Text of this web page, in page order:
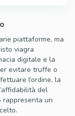
piattaforme, ma
viagra
digitale e la
evitare truffe o
l’ordine, la
del
rappresenta un